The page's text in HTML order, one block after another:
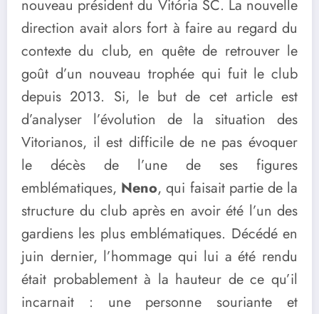
nouveau président du Vitória SC. La nouvelle
direction avait alors fort à faire au regard du
contexte du club, en quête de retrouver le
goût d’un nouveau trophée qui fuit le club
depuis 2013. Si, le but de cet article est
d’analyser l’évolution de la situation des
Vitorianos, il est difficile de ne pas évoquer
le décès de l’une de ses figures
emblématiques, Neno, qui faisait partie de la
structure du club après en avoir été l’un des
gardiens les plus emblématiques. Décédé en
juin dernier, l’hommage qui lui a été rendu
était probablement à la hauteur de ce qu’il
incarnait : une personne souriante et